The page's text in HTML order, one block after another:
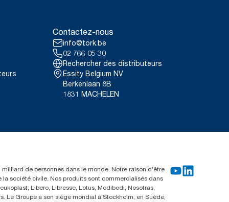
Contactez-nous
info@tork.be
02 766 05 30
Rechercher des distributeurs
Essity Belgium NV
Berkenlaan 8B
1831 MACHELEN
de personnes dans le monde. Notre raison d’être
société civile. Nos produits sont commercialisés dans
Libero, Libresse, Lotus, Modibodi, Nosotras,
Le Groupe a son siège mondial à Stockholm, en Suède,